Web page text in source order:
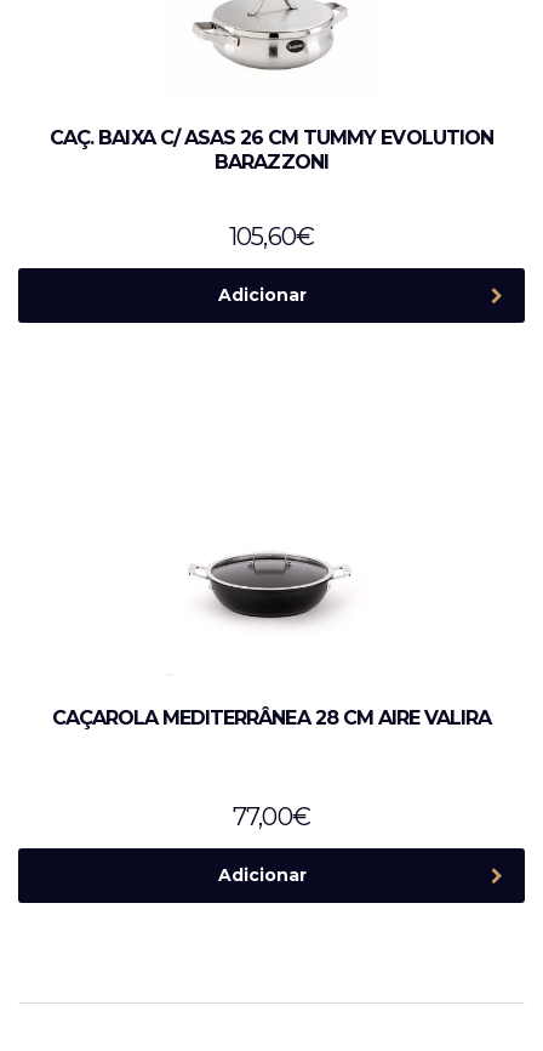
CAÇ. BAIXA C/ ASAS 26 CM TUMMY EVOLUTION
BARAZZONI
105,60€
Adicionar
CAÇAROLA MEDITERRÂNEA 28 CM AIRE VALIRA
77,00€
Adicionar